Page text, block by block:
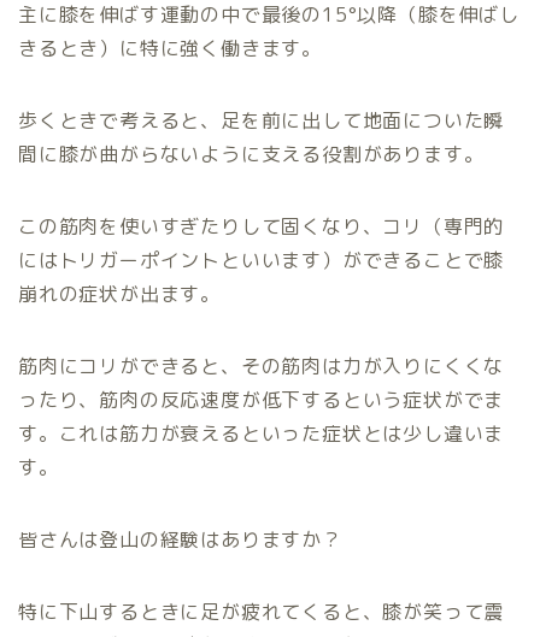
主に膝を伸ばす運動の中で最後の15°以降（膝を伸ばし
きるとき）に特に強く働きます。
歩くときで考えると、足を前に出して地面についた瞬
間に膝が曲がらないように支える役割があります。
この筋肉を使いすぎたりして固くなり、コリ（専門的
にはトリガーポイントといいます）ができることで膝
崩れの症状が出ます。
筋肉にコリができると、その筋肉は力が入りにくくな
ったり、筋肉の反応速度が低下するという症状がでま
す。これは筋力が衰えるといった症状とは少し違いま
す。
皆さんは登山の経験はありますか？
特に下山するときに足が疲れてくると、膝が笑って震